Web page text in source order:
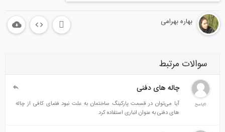
بهاره بهرامی
سوالات مرتبط
چاله های دفنی
آیا می‌توان در قسمت پارکینگ ساختمان به علت نبود فضای کافی از چاله
های دفنی به عنوان انباری استفاده کرد